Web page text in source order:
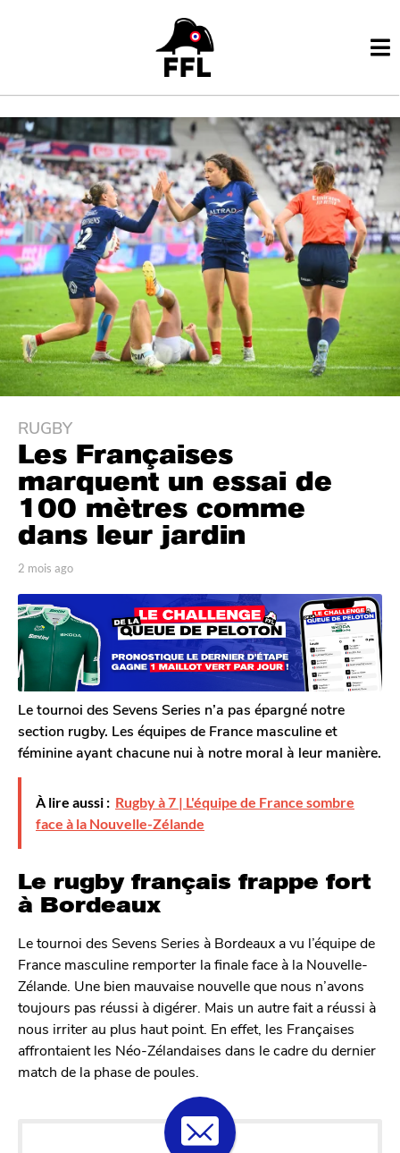
2
m
i
a
2
m
o
i
s
a
g
o
RUGBY
Les Françaises
marquent un essai de
100 mètres comme
dans leur jardin
p
r
T
o
m
G
a
l
r
o
n
2 mois ago
i
s
g
o
Le tournoi des Sevens Series n’a pas épargné notre
section rugby. Les équipes de France masculine et
féminine ayant chacune nui à notre moral à leur manière.
À lire aussi : Rugby à 7 | L'équipe de France sombre
face à la Nouvelle-Zélande
Le rugby français frappe fort
à Bordeaux
Le tournoi des Sevens Series à Bordeaux a vu l’équipe de
France masculine remporter la finale face à la Nouvelle-
Zélande. Une bien mauvaise nouvelle que nous n’avons
toujours pas réussi à digérer. Mais un autre fait a réussi à
nous irriter au plus haut point. En effet, les Françaises
affrontaient les Néo-Zélandaises dans le cadre du dernier
match de la phase de poules.